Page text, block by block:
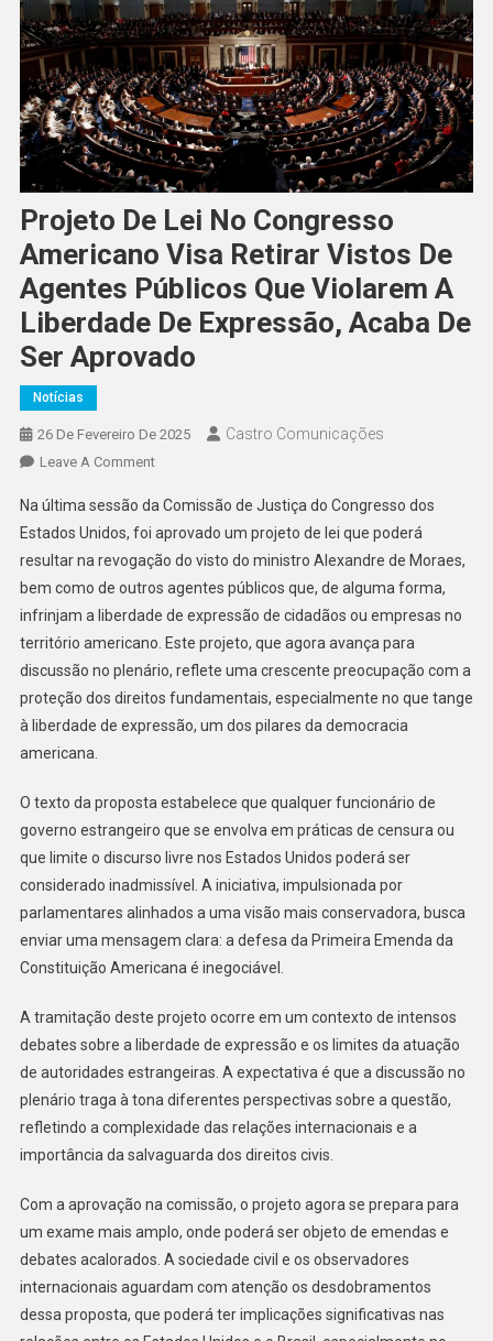
Projeto De Lei No Congresso
Americano Visa Retirar Vistos De
Agentes Públicos Que Violarem A
Liberdade De Expressão, Acaba De
Ser Aprovado
Notícias
26 De Fevereiro De 2025 Castro Comunicações
Leave A Comment
Na última sessão da Comissão de Justiça do Congresso dos
Estados Unidos, foi aprovado um projeto de lei que poderá
resultar na revogação do visto do ministro Alexandre de Moraes,
bem como de outros agentes públicos que, de alguma forma,
infrinjam a liberdade de expressão de cidadãos ou empresas no
território americano. Este projeto, que agora avança para
discussão no plenário, reflete uma crescente preocupação com a
proteção dos direitos fundamentais, especialmente no que tange
à liberdade de expressão, um dos pilares da democracia
americana.
O texto da proposta estabelece que qualquer funcionário de
governo estrangeiro que se envolva em práticas de censura ou
que limite o discurso livre nos Estados Unidos poderá ser
considerado inadmissível. A iniciativa, impulsionada por
parlamentares alinhados a uma visão mais conservadora, busca
enviar uma mensagem clara: a defesa da Primeira Emenda da
Constituição Americana é inegociável.
A tramitação deste projeto ocorre em um contexto de intensos
debates sobre a liberdade de expressão e os limites da atuação
de autoridades estrangeiras. A expectativa é que a discussão no
plenário traga à tona diferentes perspectivas sobre a questão,
refletindo a complexidade das relações internacionais e a
importância da salvaguarda dos direitos civis.
Com a aprovação na comissão, o projeto agora se prepara para
um exame mais amplo, onde poderá ser objeto de emendas e
debates acalorados. A sociedade civil e os observadores
internacionais aguardam com atenção os desdobramentos
dessa proposta, que poderá ter implicações significativas nas